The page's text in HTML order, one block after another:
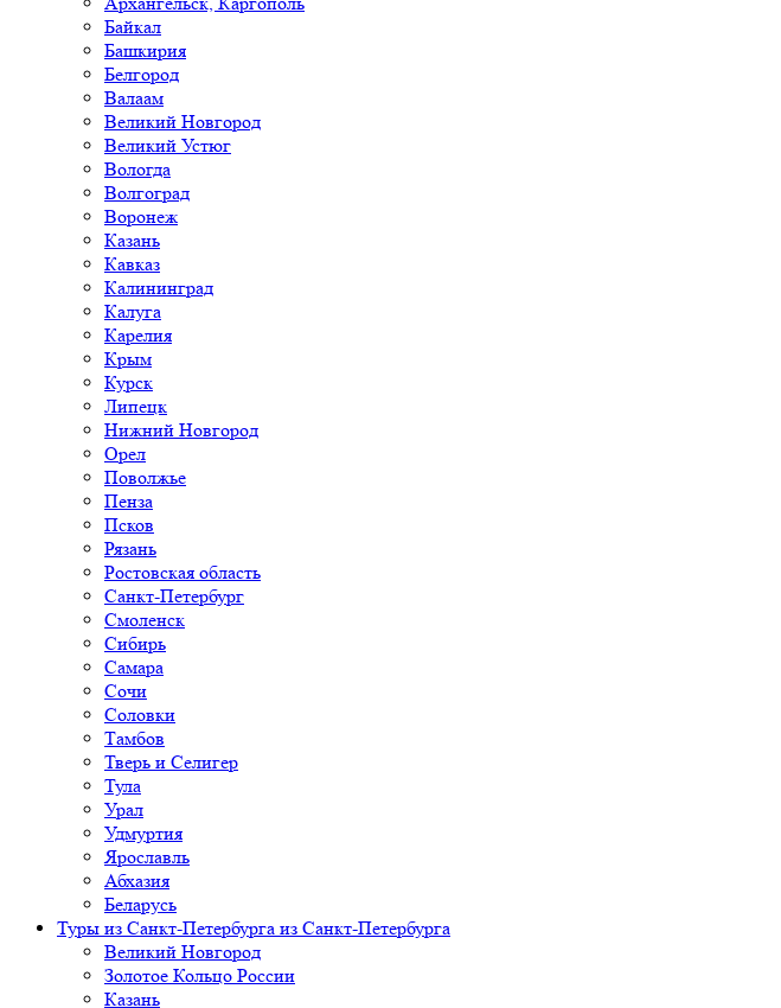
Байкал
Башкирия
Белгород
Валаам
Великий Новгород
Великий Устюг
Вологда
Волгоград
Воронеж
Казань
Кавказ
Калининград
Калуга
Карелия
Крым
Курск
Липецк
Нижний Новгород
Орел
Поволжье
Пенза
Псков
Рязань
Ростовская область
Санкт-Петербург
Смоленск
Сибирь
Самара
Сочи
Соловки
Тамбов
Тверь и Селигер
Тула
Урал
Удмуртия
Ярославль
Абхазия
Беларусь
Туры из Санкт-Петербурга из Санкт-Петербурга
Великий Новгород
Золотое Кольцо России
Казань